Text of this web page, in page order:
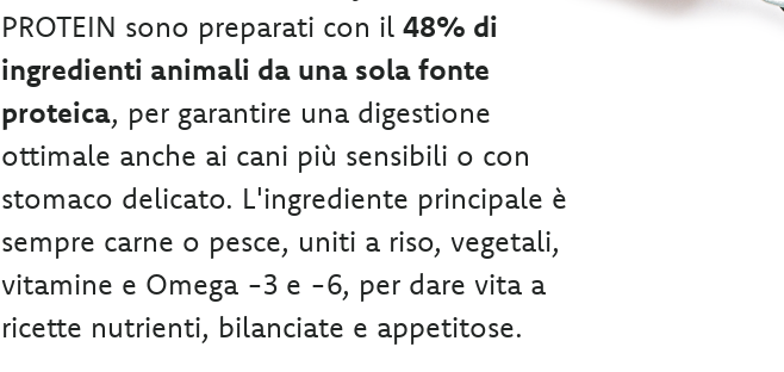
PROTEIN sono preparati con il 48% di
ingredienti animali da una sola fonte
proteica, per garantire una digestione
ottimale anche ai cani più sensibili o con
stomaco delicato. L'ingrediente principale è
sempre carne o pesce, uniti a riso, vegetali,
vitamine e Omega -3 e -6, per dare vita a
ricette nutrienti, bilanciate e appetitose.